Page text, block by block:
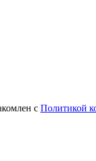
с Политикой